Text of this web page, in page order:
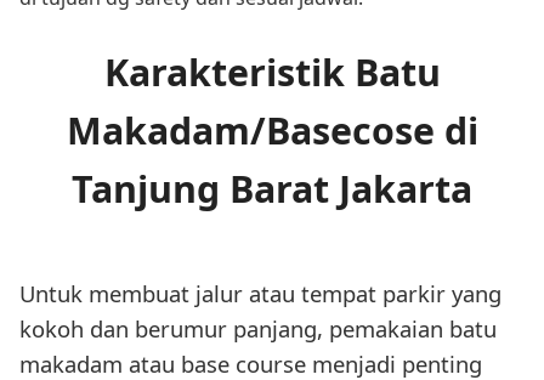
Karakteristik Batu
Makadam/Basecose di
Tanjung Barat Jakarta
Untuk membuat jalur atau tempat parkir yang
kokoh dan berumur panjang, pemakaian batu
makadam atau base course menjadi penting